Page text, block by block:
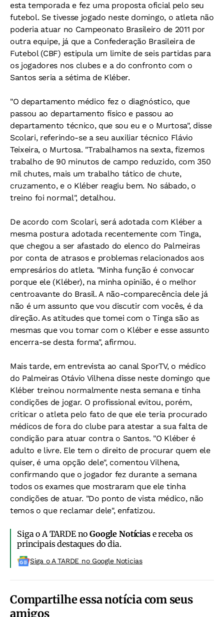
esta temporada e fez uma proposta oficial pelo seu
futebol. Se tivesse jogado neste domingo, o atleta não
poderia atuar no Campeonato Brasileiro de 2011 por
outra equipe, já que a Confederação Brasileira de
Futebol (CBF) estipula um limite de seis partidas para
os jogadores nos clubes e a do confronto com o
Santos seria a sétima de Kléber.
"O departamento médico fez o diagnóstico, que
passou ao departamento físico e passou ao
departamento técnico, que sou eu e o Murtosa", disse
Scolari, referindo-se a seu auxiliar técnico Flávio
Teixeira, o Murtosa. "Trabalhamos na sexta, fizemos
trabalho de 90 minutos de campo reduzido, com 350
mil chutes, mais um trabalho tático de chute,
cruzamento, e o Kléber reagiu bem. No sábado, o
treino foi normal", detalhou.
De acordo com Scolari, será adotada com Kléber a
mesma postura adotada recentemente com Tinga,
que chegou a ser afastado do elenco do Palmeiras
por conta de atrasos e problemas relacionados aos
empresários do atleta. "Minha função é convocar
porque ele (Kléber), na minha opinião, é o melhor
centroavante do Brasil. A não-comparecência dele já
não é um assunto que vou discutir com vocês, é da
direção. As atitudes que tomei com o Tinga são as
mesmas que vou tomar com o Kléber e esse assunto
encerra-se desta forma", afirmou.
Mais tarde, em entrevista ao canal SporTV, o médico
do Palmeiras Otávio Vilhena disse neste domingo que
Kléber treinou normalmente nesta semana e tinha
condições de jogar. O profissional evitou, porém,
criticar o atleta pelo fato de que ele teria procurado
médicos de fora do clube para atestar a sua falta de
condição para atuar contra o Santos. "O Kléber é
adulto e livre. Ele tem o direito de procurar quem ele
quiser, é uma opção dele", comentou Vilhena,
confirmando que o jogador fez durante a semana
todos os exames que mostraram que ele tinha
condições de atuar. "Do ponto de vista médico, não
temos o que reclamar dele", enfatizou.
Siga o A TARDE noGoogle Notíciase receba os
principais destaques do dia.
Siga o A TARDE no Google Noticias
Compartilhe essa notícia com seus
amigos